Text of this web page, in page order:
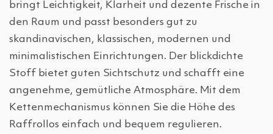
bringt Leichtigkeit, Klarheit und dezente Frische in
den Raum und passt besonders gut zu
skandinavischen, klassischen, modernen und
minimalistischen Einrichtungen. Der blickdichte
Stoff bietet guten Sichtschutz und schafft eine
angenehme, gemütliche Atmosphäre. Mit dem
Kettenmechanismus können Sie die Höhe des
Raffrollos einfach und bequem regulieren.